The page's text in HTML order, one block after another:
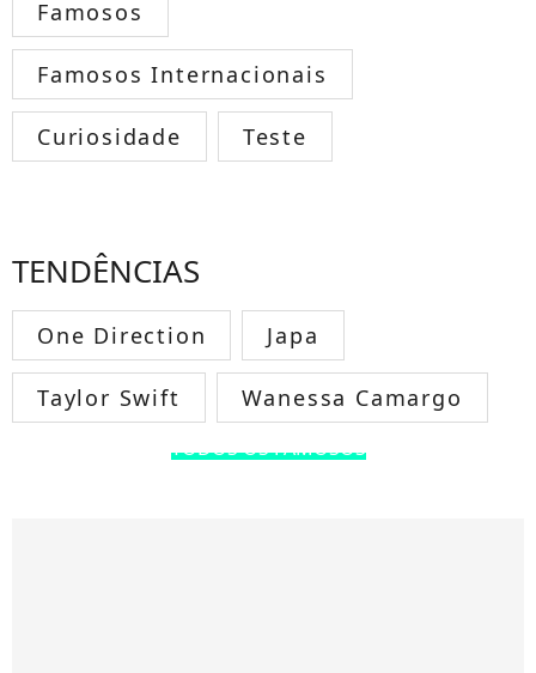
Famosos
Famosos Internacionais
Curiosidade Teste
TENDÊNCIAS
One Direction Japa
Taylor Swift Wanessa Camargo
TODOS OS FAMOSOS